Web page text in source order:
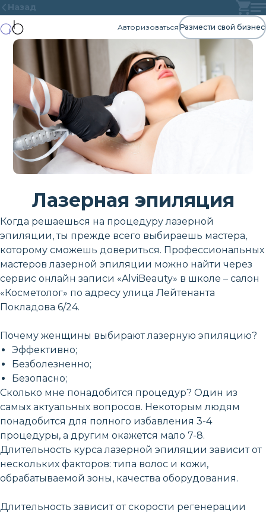
Назад
Авторизоваться Размести свой бизнес
Лазерная эпиляция
Когда решаешься на процедуру лазерной
эпиляции, ты прежде всего выбираешь мастера,
которому сможешь довериться. Профессиональных
мастеров лазерной эпиляции можно найти через
сервис онлайн записи «AlviBeauty» в школе – салон
«Косметолог» по адресу улица Лейтенанта
Покладова 6/24.
Почему женщины выбирают лазерную эпиляцию?
Эффективно;
Безболезненно;
Безопасно;
Сколько мне понадобится процедур? Один из
самых актуальных вопросов. Некоторым людям
понадобится для полного избавления 3-4
процедуры, а другим окажется мало 7-8.
Длительность курса лазерной эпиляции зависит от
нескольких факторов: типа волос и кожи,
обрабатываемой зоны, качества оборудования.
Длительность зависит от скорости регенерации